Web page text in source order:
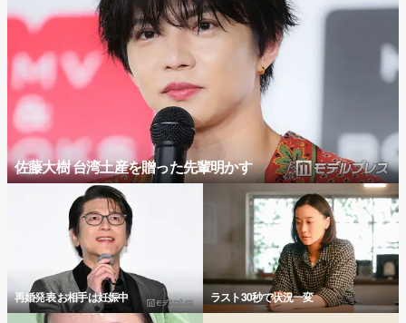
佐藤大樹 台湾土産を贈った先輩明かす
再婚発表 お相手は妊娠中 ラスト30秒で状況一変